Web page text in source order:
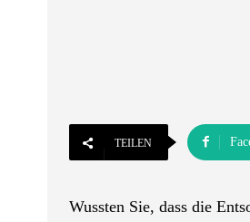
TEILEN
Wussten Sie, dass die